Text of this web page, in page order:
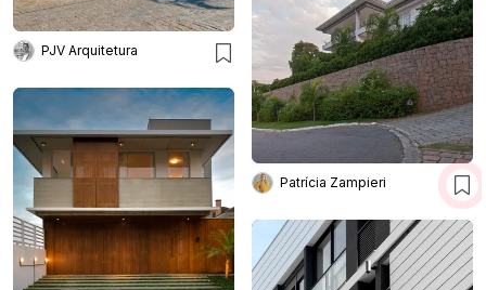
PJV Arquitetura
Patrícia Zampieri